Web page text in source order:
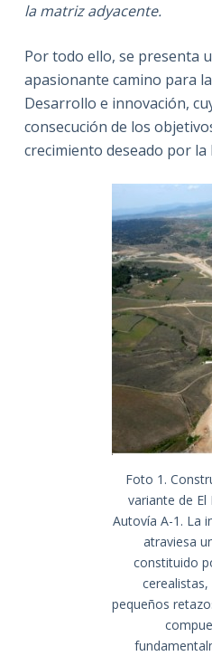
la matriz adyacente.
Por todo ello, se presenta
apasionante camino para
Desarrollo e innovación,
consecución de los
crecimiento deseado por la
Foto 1.
variante de El
Autovía A-1. La
atraviesa
constituido
pequeños